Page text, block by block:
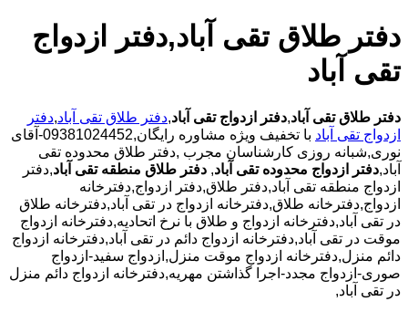
دفتر طلاق تقی آباد,دفتر ازدواج
تقی آباد
دفتر طلاق تقی آباد,دفتر ازدواج تقی آباد,دفتر طلاق تقی آباد,دفتر
ازدواج تقی آباد با
تخفیف ویژه مشاوره رایگان,09381024452-آقای
نوری,شبانه روزی کارشناسان مجرب ,دفتر طلاق محدوده تقی
آباد,دفتر ازدواج محدوده تقی آباد, دفتر طلاق منطقه تقی آباد,دفتر
ازدواج منطقه تقی آباد,دفتر طلاق,دفتر ازدواج,دفترخانه
ازدواج,دفترخانه طلاق,دفترخانه ازدواج در تقی آباد,دفترخانه طلاق
در تقی آباد,دفترخانه ازدواج و طلاق با نرخ اتحادیه,دفترخانه ازدواج
موقت در تقی آباد,دفترخانه ازدواج دائم در تقی آباد,دفترخانه ازدواج
دائم منزل,دفترخانه ازدواج موقت منزل,ازدواج سفید-ازدواج
صوری-ازدواج مجدد-اجرا گذاشتن مهریه,دفترخانه ازدواج دائم منزل
در تقی آباد,